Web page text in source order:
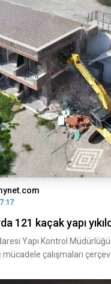
121 kaçak yapı
Yapı Kontrol
mücadele çalışmaları